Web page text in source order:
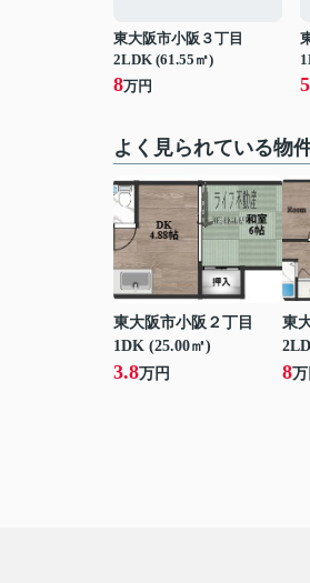
東大阪市小阪３丁目
2LDK (61.55㎡)
8万円
よく見られている物
東大阪市小阪２丁目
1DK (25.00㎡)
3.8万円
東
8万